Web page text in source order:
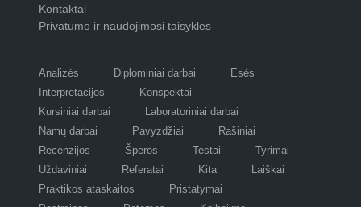
Kontaktai
Privatumo ir naudojimosi taisyklės
Analizės Diplominiai darbai
Esės
Interpretacijos
Konspektai
Kursiniai darbai
Laboratoriniai darbai
Namų darbai
Pavyzdžiai
Rašiniai
Recenzijos
Šperos Testai
Tyrimai
Uždaviniai
Referatai Kita
Laiškai
Praktikos ataskaitos
Pristatymai